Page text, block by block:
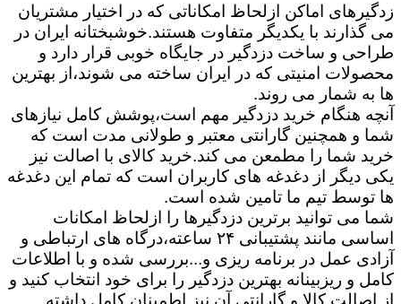
زدگیرهای اماکن ازلحاظ امکاناتی که در اختیار مشتریان
می گذارند با یکدیگر متفاوت هستند.خوشبختانه ایران در
طراحی و ساخت دزدگیر در جایگاه خوبی قرار دارد و
محصولات امنیتی که در ایران ساخته می شوند،از بهترین
ها به شمار می روند.
آنچه هنگام خرید دزدگیر مهم است،پوشش کامل نیازهای
شما و همچنین گارانتی معتبر و طولانی مدت است که
خرید شما را مطمعن می کند.خرید کالای با اصالت نیز
یکی دیگر از دغدغه های کاربران است که تمام این دغدغه
ها توسط تیم ما تامین شده است.
شما می توانید برترین دزدگیرها را ازلحاظ امکانات
اساسی مانند پشتیبانی ۲۴ ساعته،درگاه های ارتباطی و
آزادی عمل در برنامه ریزی و...بررسی شده و با اطلاعات
کامل و ریزبینانه بهترین دزدگیر را برای خود انتخاب کنید و
از اصالت کالا و گارانتی آن نیز اطمینان کامل داشته